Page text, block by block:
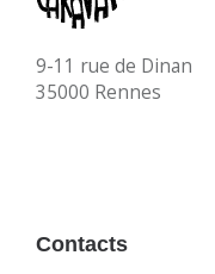
9-11 rue de Dinan
35000 Rennes
Contacts